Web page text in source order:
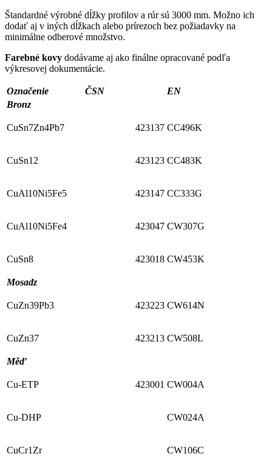
Štandardné výrobné dĺžky profilov a rúr sú 3000 mm. Možno ich
dodať aj v iných dĺžkach alebo prírezoch bez požiadavky na
minimálne odberové množstvo.
Farebné kovy dodávame aj ako finálne opracované podľa
výkresovej dokumentácie.
Označenie ČSN
EN
Bronz
CuSn7Zn4Pb7 423137 CC496K
CuSn12 423123 CC483K
CuAl10Ni5Fe5 423147 CC333G
CuAl10Ni5Fe4 423047 CW307G
CuSn8 423018 CW453K
Mosadz
CuZn39Pb3 423223 CW614N
CuZn37 423213 CW508L
Měď
Cu-ETP 423001 CW004A
Cu-DHP CW024A
CuCr1Zr CW106C